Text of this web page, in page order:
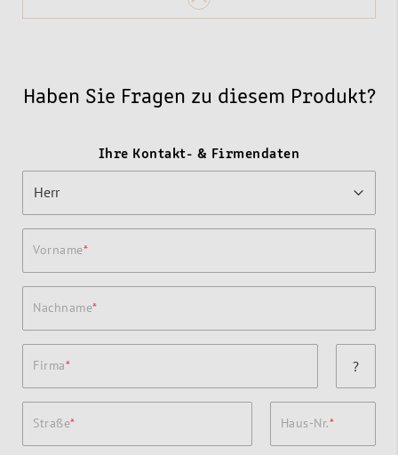
Haben Sie Fragen zu diesem Produkt?
Ihre Kontakt- & Firmendaten
Vorname
Nachname
Firma ?
Straße Haus-Nr.